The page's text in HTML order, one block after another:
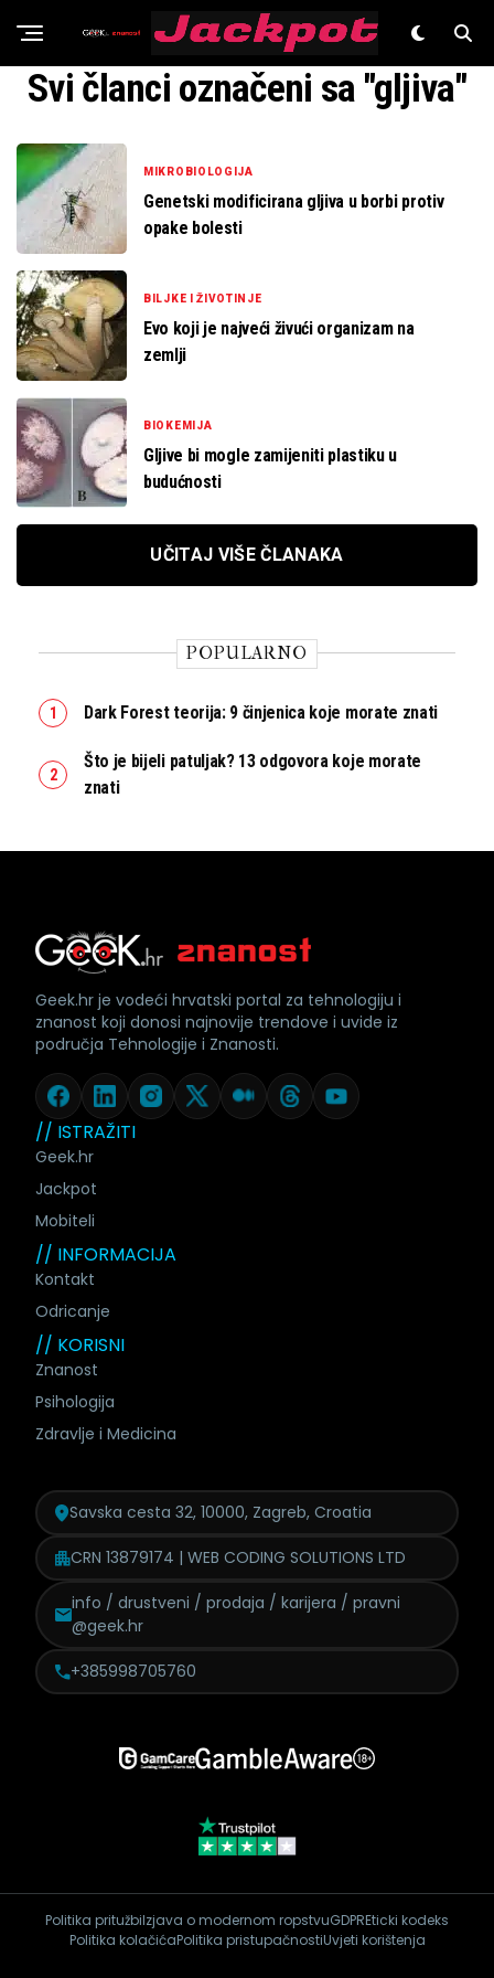
Znanost
Svi članci označeni sa "gljiva"
MIKROBIOLOGIJA
Genetski modificirana gljiva u borbi protiv
opake bolesti
BILJKE I ŽIVOTINJE
Evo koji je najveći živući organizam na
zemlji
BIOKEMIJA
Gljive bi mogle zamijeniti plastiku u
budućnosti
UČITAJ VIŠE ČLANAKA
POPULARNO
Dark Forest teorija: 9 činjenica koje morate znati
Što je bijeli patuljak? 13 odgovora koje morate
znati
// ISTRAŽITI
Geek.hr
Jackpot
Mobiteli
// INFORMACIJA
Kontakt
Odricanje
// KORISNI
Znanost
Psihologija
Zdravlje i Medicina
Geek.hr je vodeći hrvatski portal za tehnologiju i
znanost koji donosi najnovije trendove i uvide iz
područja Tehnologije i Znanosti.
Savska cesta 32, 10000, Zagreb, Croatia
CRN 13879174 | WEB CODING SOLUTIONS LTD
info / drustveni / prodaja / karijera / pravni
@geek.hr
+385998705760
Politika pritužbiIzjava o modernom ropstvuGDPREticki kodeks
Politika kolačićaPolitika pristupačnostiUvjeti korištenja